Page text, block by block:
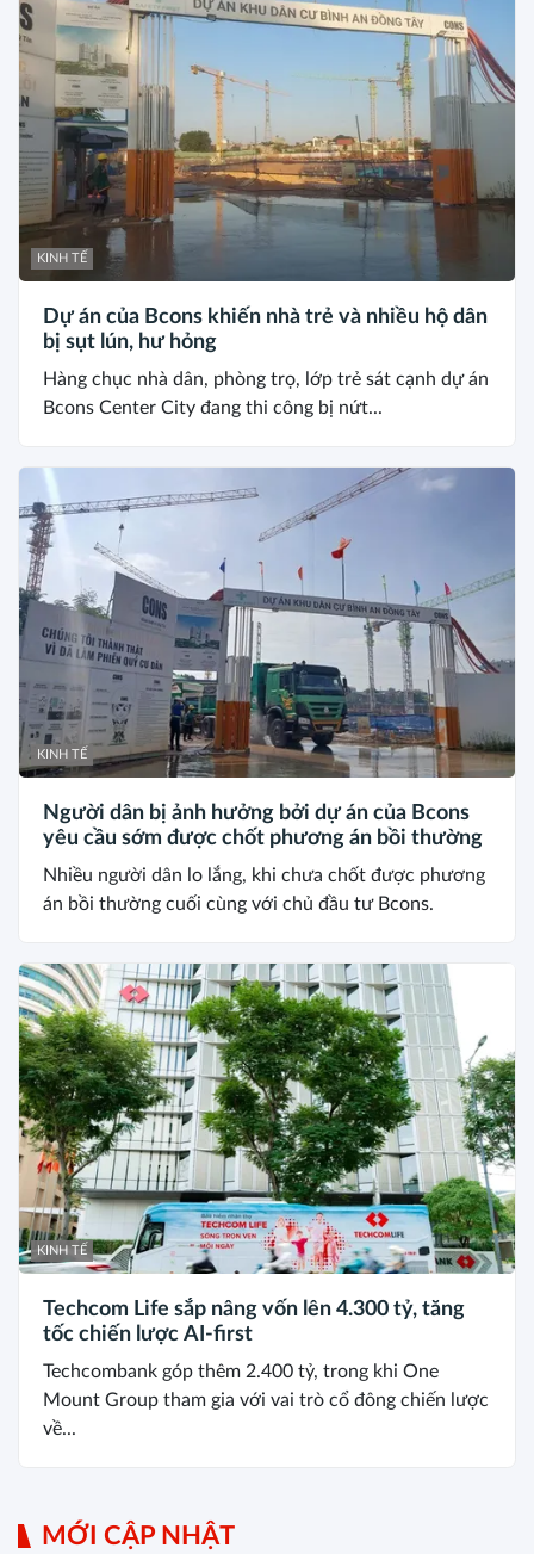
KINH TẾ
Dự án của Bcons khiến nhà trẻ và nhiều hộ dân
bị sụt lún, hư hỏng
Hàng chục nhà dân, phòng trọ, lớp trẻ sát cạnh dự án
Bcons Center City đang thi công bị nứt...
KINH TẾ
Người dân bị ảnh hưởng bởi dự án của Bcons
yêu cầu sớm được chốt phương án bồi thường
Nhiều người dân lo lắng, khi chưa chốt được phương
án bồi thường cuối cùng với chủ đầu tư Bcons.
KINH TẾ
Techcom Life sắp nâng vốn lên 4.300 tỷ, tăng
tốc chiến lược AI-first
Techcombank góp thêm 2.400 tỷ, trong khi One
Mount Group tham gia với vai trò cổ đông chiến lược
về...
MỚI CẬP NHẬT